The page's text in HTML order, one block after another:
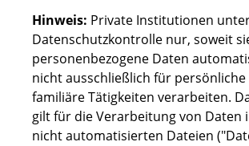
Hinweis: Private Institutionen
Datenschutzkontrolle nur, soweit
personenbezogene Daten
nicht ausschließlich für
familiäre Tätigkeiten verarbeiten.
gilt für die Verarbeitung von Daten
nicht automatisierten Dateien